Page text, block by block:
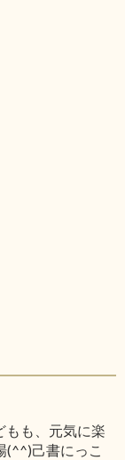
もも、元気に楽
(^^)己書にっこ